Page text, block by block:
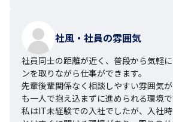
社風・社員の雰囲気
社員同士の距離が近く、普段から気軽
ンを取りながら仕事ができます。
先輩後輩関係なく相談しやすい雰囲気
も一人で抱え込まずに進められる環境で
私はIT未経験での入社でしたが、入社